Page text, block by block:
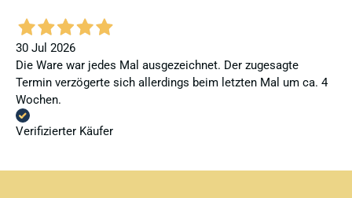
30 Jul 2026
Die Ware war jedes Mal ausgezeichnet. Der zugesagte
Termin verzögerte sich allerdings beim letzten Mal um ca. 4
Wochen.
Verifizierter Käufer